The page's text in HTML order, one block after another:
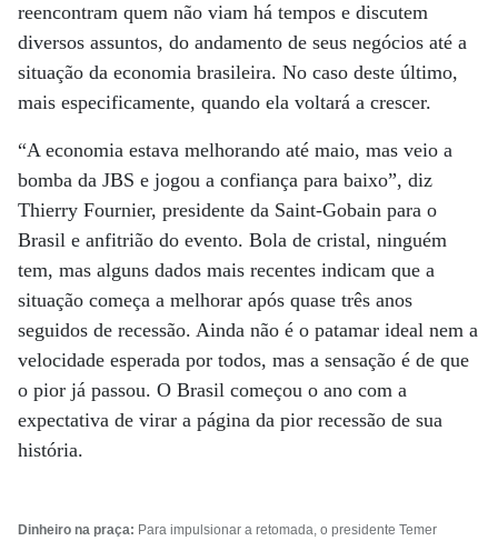
reencontram quem não viam há tempos e discutem
diversos assuntos, do andamento de seus negócios até a
situação da economia brasileira. No caso deste último,
mais especificamente, quando ela voltará a crescer.
“A economia estava melhorando até maio, mas veio a
bomba da JBS e jogou a confiança para baixo”, diz
Thierry Fournier, presidente da Saint-Gobain para o
Brasil e anfitrião do evento. Bola de cristal, ninguém
tem, mas alguns dados mais recentes indicam que a
situação começa a melhorar após quase três anos
seguidos de recessão. Ainda não é o patamar ideal nem a
velocidade esperada por todos, mas a sensação é de que
o pior já passou. O Brasil começou o ano com a
expectativa de virar a página da pior recessão de sua
história.
Dinheiro na praça: Para impulsionar a retomada, o presidente Temer